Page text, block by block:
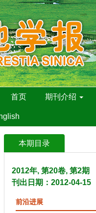
首页 期刊介绍
本期目录
2012年, 第20卷, 第2
刊出日期：2012-04-15
前沿进展